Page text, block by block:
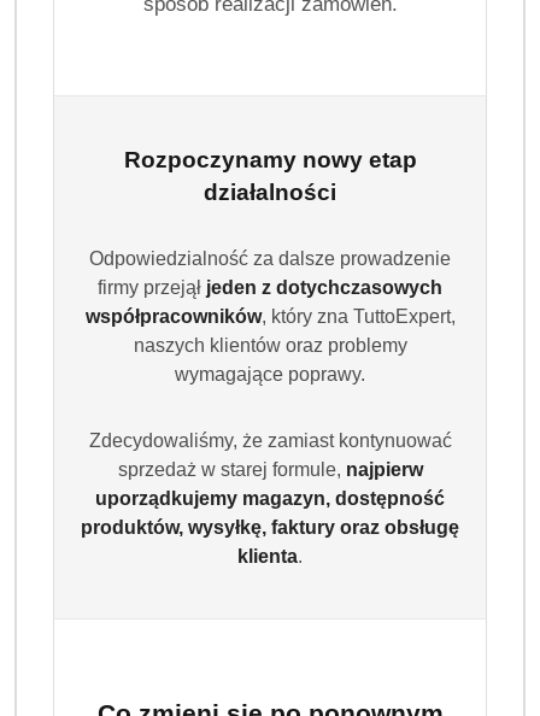
Rozpoczynamy nowy etap
działalności
Odpowiedzialność za dalsze prowadzenie
firmy przejął jeden z dotychczasowych
współpracowników, który zna TuttoExpert,
naszych klientów oraz problemy
wymagające poprawy.
Zdecydowaliśmy, że zamiast kontynuować
sprzedaż w starej formule, najpierw
uporządkujemy magazyn, dostępność
produktów, wysyłkę, faktury oraz obsługę
klienta.